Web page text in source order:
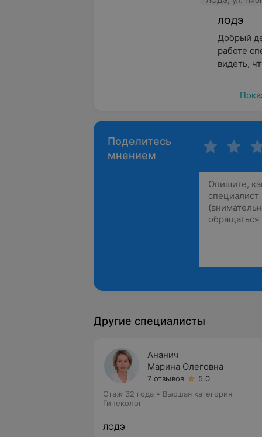
ЛОДЭ
Добрый
работе
видеть,
Поделитесь
мнением
Другие специалисты
Ананич
Марина Олеговна
7 отзывов
5.0
Стаж 32 года • Высшая категория
Гинеколог
ЛОДЭ